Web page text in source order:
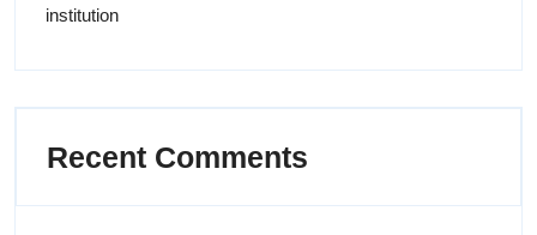
institution
Recent Comments